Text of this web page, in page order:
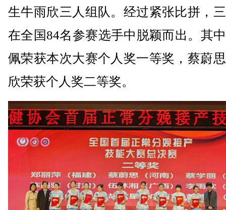
生牛雨欣三人组队。经过紧张比拼，
在全国84名参赛选手中脱颖而出。其
佩荣获本次大赛个人奖一等奖，蔡蔚
欣荣获个人奖二等奖。